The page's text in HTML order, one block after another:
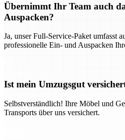
Übernimmt Ihr Team auch
Auspacken?
Ja, unser Full-Service-Paket umfasst
professionelle Ein- und Auspacken
Ist mein Umzugsgut
Selbstverständlich! Ihre Möbel und
Transports über uns versichert.